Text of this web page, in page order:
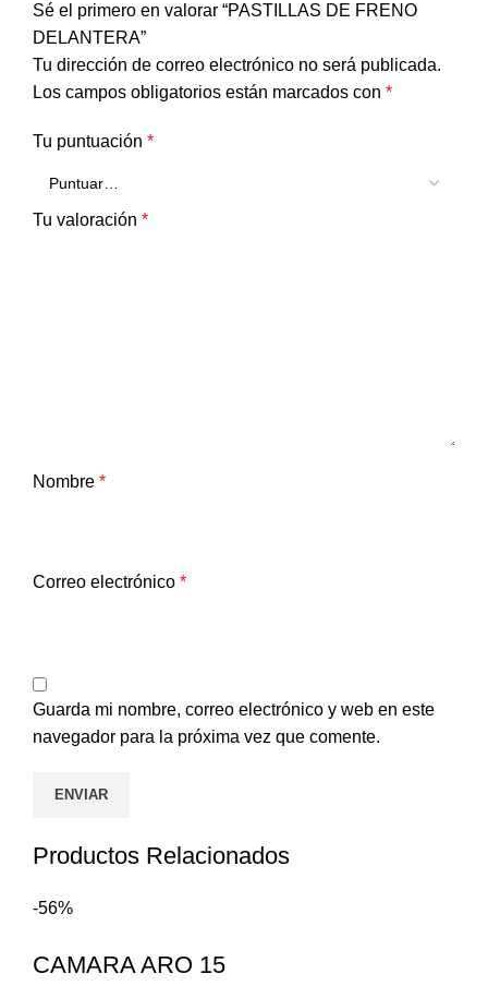
Sé el primero en valorar “PASTILLAS DE FRENO
DELANTERA”
Tu dirección de correo electrónico no será publicada.
Los campos obligatorios están marcados con *
Tu puntuación *
Tu valoración *
Nombre *
Correo electrónico *
Guarda mi nombre, correo electrónico y web en este
navegador para la próxima vez que comente.
Productos Relacionados
-56%
CAMARA ARO 15